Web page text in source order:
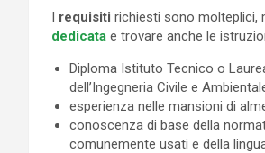
I requisiti richiesti sono molteplici,
dedicata e trovare anche le
Diploma Istituto Tecnico o
dell’Ingegneria Civile e
esperienza nelle mansioni di
conoscenza di base della
comunemente usati e della